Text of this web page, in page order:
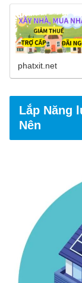
phatxit.net
Lắp Năng
Nên